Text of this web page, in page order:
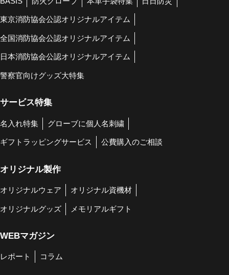
東京消防協会公認オリジナルアイテム
全国消防協会公認オリジナルアイテム
日本消防協会公認オリジナルアイテム
警察官向けグッズ大特集
サービス特集
名入れ特集 グローブに個人名刺繍
ギフトラッピングサービス 公費購入のご相談
オリジナル製作
オリジナルウェア オリジナル資機材
オリジナルグッズ メモリアルギフト
WEBマガジン
レポート コラム